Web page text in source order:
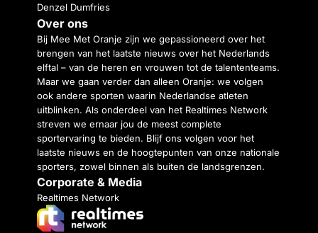
Denzel Dumfries
Over ons
Bij Mee Met Oranje zijn we gepassioneerd over het
brengen van het laatste nieuws over het Nederlands
elftal – van de heren en vrouwen tot de talententeams.
Maar we gaan verder dan alleen Oranje: we volgen
ook andere sporten waarin Nederlandse atleten
uitblinken. Als onderdeel van het Realtimes Network
streven we ernaar jou de meest complete
sportervaring te bieden. Blijf ons volgen voor het
laatste nieuws en de hoogtepunten van onze nationale
sporters, zowel binnen als buiten de landsgrenzen.
Corporate & Media
Realtimes Network